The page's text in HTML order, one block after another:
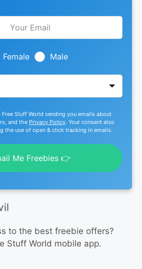
Female Male
Stuff World sending you emails about
and the Privacy Policy. Your consent also
the use of open & click tracking in emails.
Me Freebies 👉
to the best freebie offers?
Stuff World mobile app.